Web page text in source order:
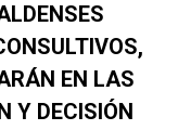
EN LAS
Y DECISIÓN